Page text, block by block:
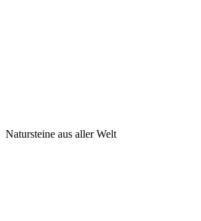
Natursteine aus aller Welt